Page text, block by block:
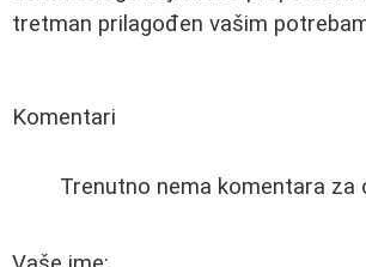
tretman prilagođen vašim
Komentari
Trenutno nema komentara za